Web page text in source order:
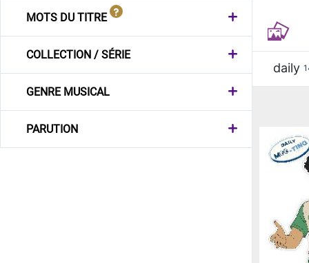
MOTS DU TITRE
COLLECTION / SÉRIE
GENRE MUSICAL
PARUTION
daily